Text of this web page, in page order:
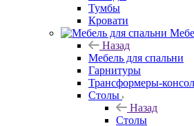
Тумбы
Кровати
Назад
Мебель для спальни
Гарнитуры
Трансформеры-
Столы
Назад
Столы